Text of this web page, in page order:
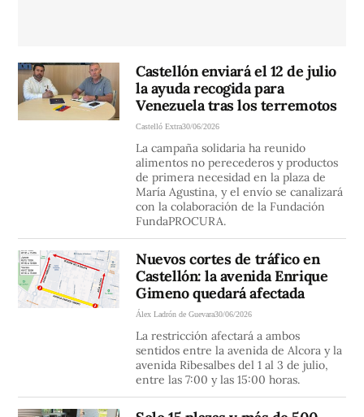
Castellón enviará el 12 de julio
la ayuda recogida para
Venezuela tras los terremotos
Castelló Extra30/06/2026
La campaña solidaria ha reunido
alimentos no perecederos y productos
de primera necesidad en la plaza de
María Agustina, y el envío se canalizará
con la colaboración de la Fundación
FundaPROCURA.
Nuevos cortes de tráfico en
Castellón: la avenida Enrique
Gimeno quedará afectada
Álex Ladrón de Guevara30/06/2026
La restricción afectará a ambos
sentidos entre la avenida de Alcora y la
avenida Ribesalbes del 1 al 3 de julio,
entre las 7:00 y las 15:00 horas.